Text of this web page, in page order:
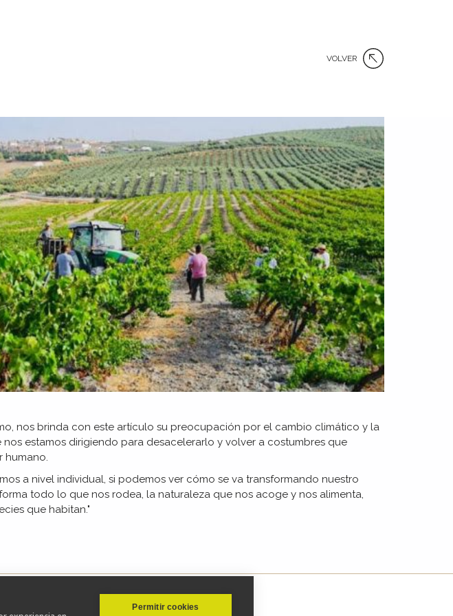
VOLVER
nos brinda con este artículo su preocupación por el cambio climático y la
estamos dirigiendo para desacelerarlo y volver a costumbres que
humano.
a nivel individual, si podemos ver cómo se va transformando nuestro
todo lo que nos rodea, la naturaleza que nos acoge y nos alimenta,
que habitan."
Permitir cookies